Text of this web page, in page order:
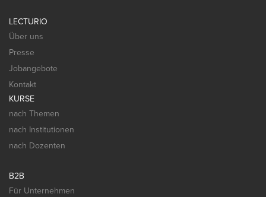
LECTURIO
Über uns
Presse
Jobangebote
Kontakt
KURSE
nach Themen
nach Institutionen
nach Dozenten
B2B
Für Unternehmen